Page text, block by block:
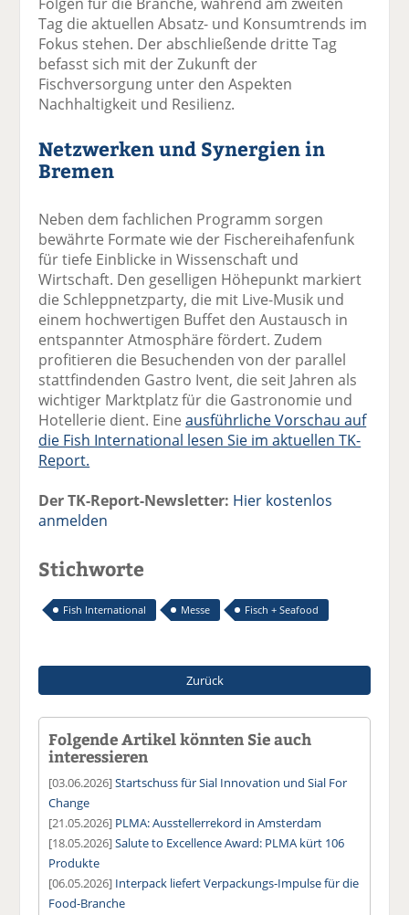
Tag die aktuellen Absatz- und Konsumtrends im
Fokus stehen. Der abschließende dritte Tag
befasst sich mit der Zukunft der
Fischversorgung unter den Aspekten
Nachhaltigkeit und Resilienz.
Netzwerken und Synergien in
Bremen
Neben dem fachlichen Programm sorgen
bewährte Formate wie der Fischereihafenfunk
für tiefe Einblicke in Wissenschaft und
Wirtschaft. Den geselligen Höhepunkt markiert
die Schleppnetzparty, die mit Live-Musik und
einem hochwertigen Buffet den Austausch in
entspannter Atmosphäre fördert. Zudem
profitieren die Besuchenden von der parallel
stattfindenden Gastro Ivent, die seit Jahren als
wichtiger Marktplatz für die Gastronomie und
Hotellerie dient. Eineausführliche Vorschau auf
die Fish International lesen Sie im aktuellen TK-
Report.
Der TK-Report-Newsletter: Hier kostenlos
anmelden
Stichworte
Fish International Messe Fisch + Seafood
Zurück
Folgende Artikel könnten Sie auch
interessieren
[03.06.2026]Startschuss für Sial Innovation und Sial For
Change
[21.05.2026] PLMA: Ausstellerrekord in Amsterdam
[18.05.2026]Salute to Excellence Award: PLMA kürt 106
Produkte
[06.05.2026] Interpack liefert Verpackungs-Impulse für die
Food-Branche